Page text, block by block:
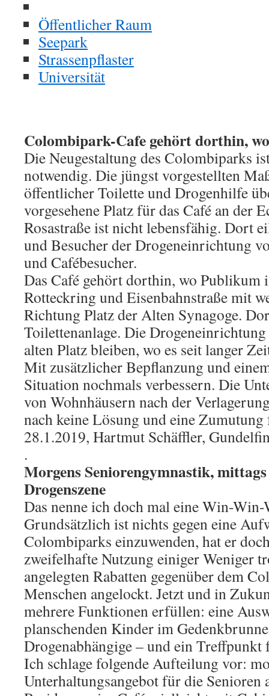
Öffentlicher Raum
Seepark
Strassenpflaster
Universität
Colombipark-Cafe gehört dorthin,
Die Neugestaltung des Colombiparks
notwendig. Die jüngst vorgestellten
öffentlicher Toilette und Drogenhilfe
vorgesehene Platz für das Café an der
Rosastraße ist nicht lebensfähig. Dort
und Besucher der Drogeneinrichtung
und Cafébesucher.
Das Café gehört dorthin, wo Publikum
Rotteckring und Eisenbahnstraße mit
Richtung Platz der Alten Synagoge.
Toilettenanlage. Die
alten Platz bleiben, wo es seit langer
Mit zusätzlicher Bepflanzung und
Situation nochmals verbessern. Die
von Wohnhäusern nach der
nach keine Lösung und eine
28.1.2019, Hartmut Schäffler,
.
Morgens Seniorengymnastik,
Drogenszene
Das nenne ich doch mal eine Win-
Grundsätzlich ist nichts gegen eine
Colombiparks einzuwenden, hat er
zweifelhafte Nutzung einiger Weniger
angelegten Rabatten gegenüber dem
Menschen angelockt. Jetzt und in
mehrere Funktionen erfüllen: eine
planschenden Kinder im
Drogenabhängige – und ein Treffpunkt
Ich schlage folgende Aufteilung vor:
Unterhaltungsangebot für die Senioren